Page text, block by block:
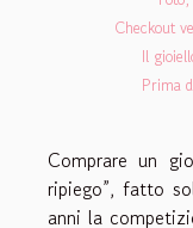
Checkout
Il
Prima
Comprare un
ripiego”, fatto
anni la